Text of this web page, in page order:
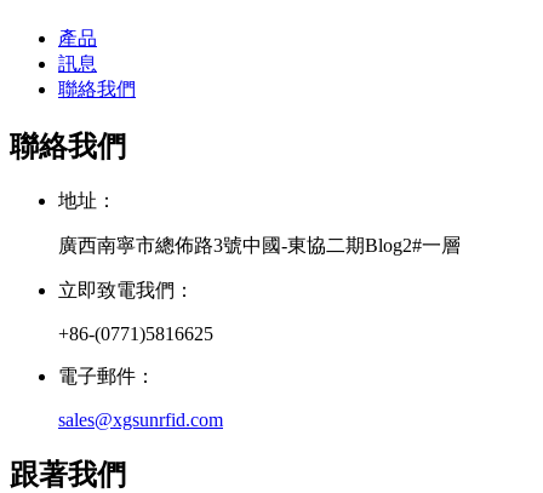
產品
訊息
聯絡我們
聯絡我們
地址：
廣西南寧市總佈路3號中國-東協二期Blog2#一層
立即致電我們：
+86-(0771)5816625
電子郵件：
sales@xgsunrfid.com
跟著我們